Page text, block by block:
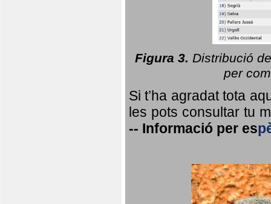
Figura 3. Distribució
per
Si t’ha agradat tota
les pots consultar tu
-- Informació per es